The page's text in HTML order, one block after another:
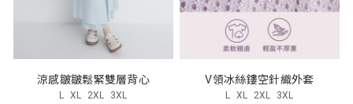
涼感皺皺鬆緊雙層背心
L XL 2XL 3XL
V領冰絲鏤空針織外套
L XL 2XL 3XL